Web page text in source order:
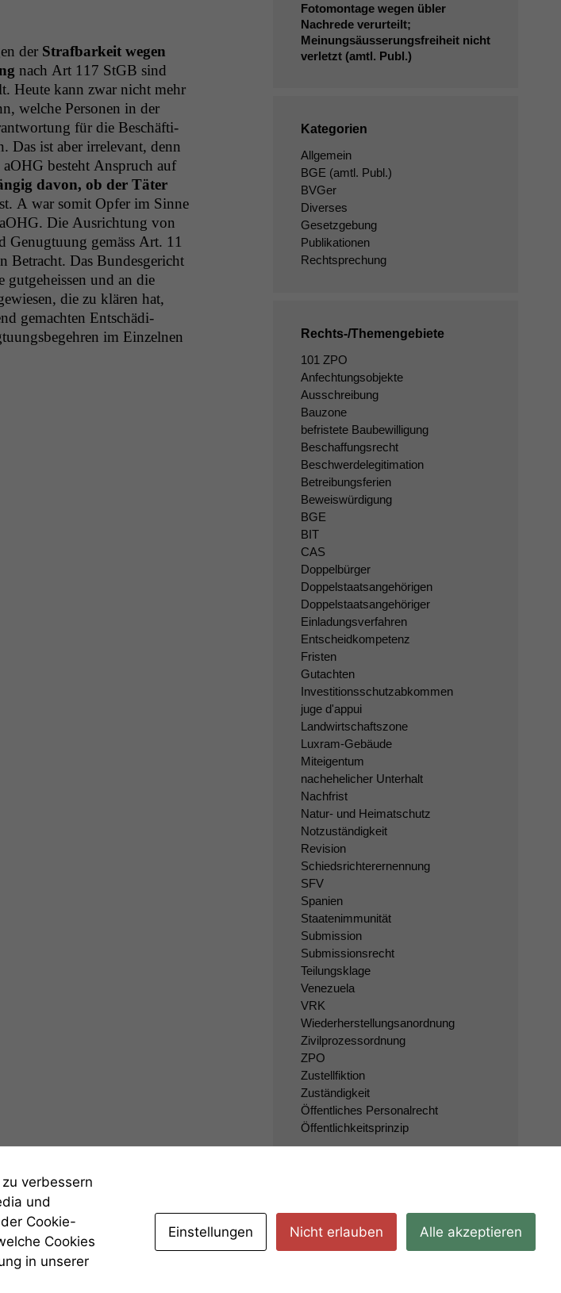
der Straf­barkeit wegen
nach Art 117 StGB sind
Heute kann zwar nicht mehr
welche Per­so­n­en in der
für die Beschäf­ti­
Das ist aber irrel­e­vant, denn
beste­ht Anspruch auf
davon, ob der Täter
A war somit Opfer im Sinne
Die Aus­rich­tung von
Genug­tu­ung gemäss Art. 11
Betra­cht. Das Bun­des­gericht
gut­ge­heis­sen und an die
die zu klären hat,
gemacht­en Entschädi­
im Einzel­nen
Fotomontage wegen übler
Nachrede verurteilt;
Meinungsäusserungsfreiheit nicht
verletzt (amtl. Publ.)
Kategorien
Allgemein
BGE (amtl. Publ.)
BVGer
Diverses
Gesetzgebung
Publikationen
Rechtsprechung
Rechts-/Themengebiete
101 ZPO
Anfechtungsobjekte
Ausschreibung
Bauzone
befristete Baubewilligung
Beschaffungsrecht
Beschwerdelegitimation
Betreibungsferien
Beweiswürdigung
BGE
BIT
CAS
Doppelbürger
Doppelstaatsangehörigen
Doppelstaatsangehöriger
Einladungsverfahren
Entscheidkompetenz
Fristen
Gutachten
Investitionsschutzabkommen
juge d'appui
Landwirtschaftszone
Luxram-Gebäude
Miteigentum
nachehelicher Unterhalt
Nachfrist
Natur- und Heimatschutz
Notzuständigkeit
Revision
Schiedsrichterernennung
SFV
Spanien
Staatenimmunität
Submission
Submissionsrecht
Teilungsklage
Venezuela
VRK
Wiederherstellungsanordnung
Zivilprozessordnung
ZPO
Zustellfiktion
Zuständigkeit
Öffentliches Personalrecht
Öffentlichkeitsprinzip
verbessern
und
Cookie-
Cookies
in unserer
Einstellungen Nicht erlauben Alle akzeptieren
Einige
dieser Website
sind optional.
diese Option